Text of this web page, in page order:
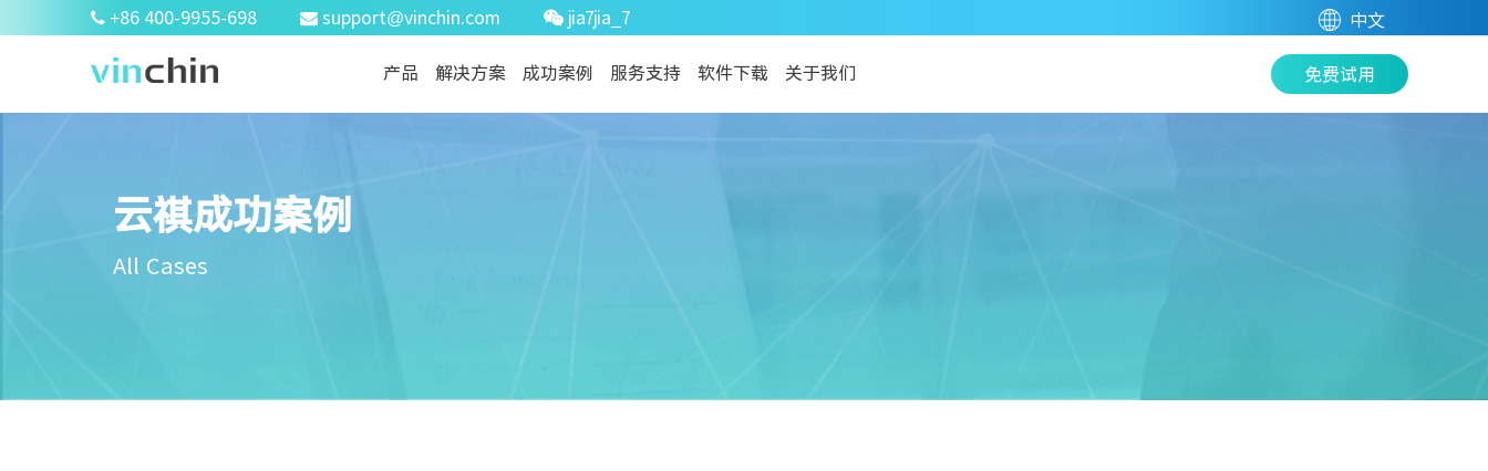
+86 400-9955-698 support@vinchin.com jia7jia_7 中文
产品 解决方案 成功案例 服务支持 软件下载 关于我们 免费试用
云祺成功案例
All Cases